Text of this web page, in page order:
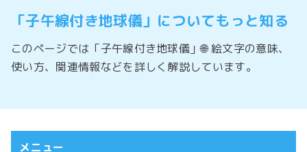
「子午線付き地球儀」についてもっと知る
このページでは「子午線付き地球儀」🌐 絵文字の意味、
使い方、関連情報などを詳しく解説しています。
メニュー